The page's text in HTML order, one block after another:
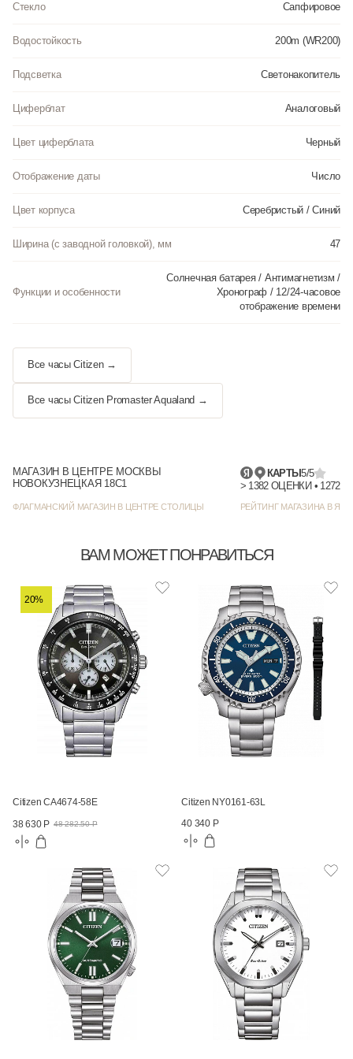
из полиуриетана.
Стекло Сапфировое
Водостойкость 200m (WR200)
Подсветка Светонакопитель
Циферблат Аналоговый
Цвет циферблата Черный
Отображение даты Число
Цвет корпуса Серебристый / Синий
Ширина (с заводной головкой), мм 47
Функции и особенности
Солнечная батарея / Антимагнетизм /
Хронограф / 12/24-часовое
отображение времени
Все часы Citizen →
Все часы Citizen Promaster Aqualand →
МАГАЗИН В ЦЕНТРЕ МОСКВЫ
НОВОКУЗНЕЦКАЯ 18С1
ФЛАГМАНСКИЙ МАГАЗИН В ЦЕНТРЕ СТОЛИЦЫ
КАРТЫ5/5
РЕЙТИНГ МАГАЗИНА В
ВАМ МОЖЕТ ПОНРАВИТЬСЯ
20%
Citizen CA4674-58E
38 630 Р 48 282.50 Р
Citizen NY0161-63L
40 340 Р